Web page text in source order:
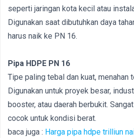
seperti jaringan kota kecil atau
Digunakan saat dibutuhkan daya
harus naik ke PN 16.
Pipa HDPE PN 16
Tipe paling tebal dan kuat, menahan
Digunakan untuk proyek besar,
booster, atau daerah berbukit.
cocok untuk kondisi berat.
baca juga : Harga pipa hdpe trilliun